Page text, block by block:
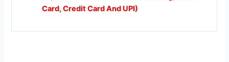
Card, Credit Card And UPI)